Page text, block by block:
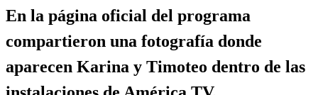
En la página oficial del programa
compartieron una fotografía donde
aparecen Karina y Timoteo dentro de las